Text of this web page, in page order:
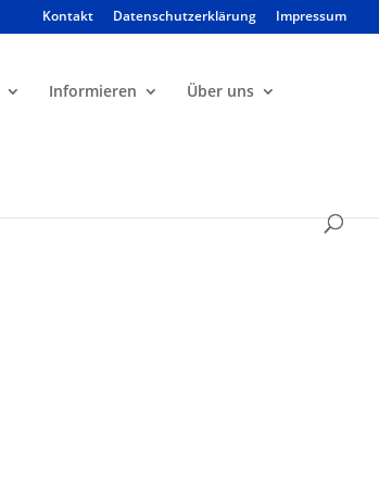
Kontakt Datenschutzerklärung Impressum
Informieren Über uns